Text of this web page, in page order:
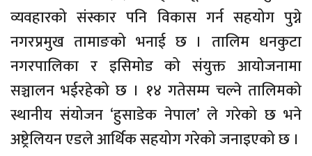
व्यवहारको संस्कार पनि विकास गर्न सहयोग पुग्ने
नगरप्रमुख तामाङको भनाई छ । तालिम धनकुटा
नगरपालिका र इसिमोड को संयुक्त आयोजनामा
सञ्चालन भईरहेको छ । १४ गतेसम्म चल्ने तालिमको
स्थानीय संयोजन ‘हुसाडेक नेपाल’ ले गरेको छ भने
अष्ट्रेलियन एडले आर्थिक सहयोग गरेको जनाइएको छ ।